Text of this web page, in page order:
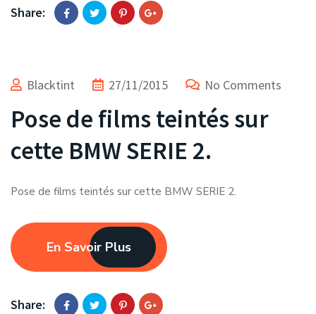
Share:
Blacktint 27/11/2015 No Comments
Pose de films teintés sur
cette BMW SERIE 2.
Pose de films teintés sur cette BMW SERIE 2.
En Savoir Plus
Share: